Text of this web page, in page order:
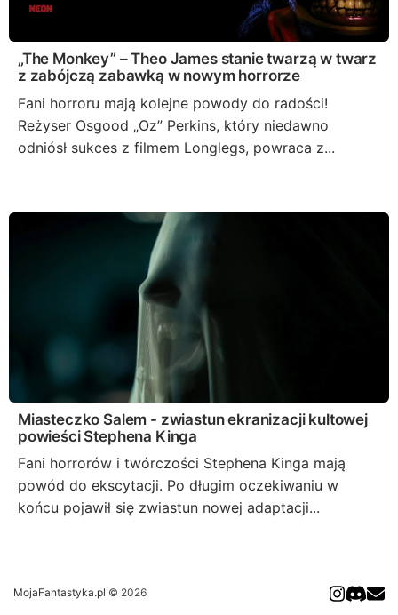
„The Monkey” – Theo James stanie twarzą w twarz
z zabójczą zabawką w nowym horrorze
Fani horroru mają kolejne powody do radości!
Reżyser Osgood „Oz” Perkins, który niedawno
odniósł sukces z filmem Longlegs, powraca z...
Miasteczko Salem - zwiastun ekranizacji kultowej
powieści Stephena Kinga
Fani horrorów i twórczości Stephena Kinga mają
powód do ekscytacji. Po długim oczekiwaniu w
końcu pojawił się zwiastun nowej adaptacji...
MojaFantastyka.pl © 2026